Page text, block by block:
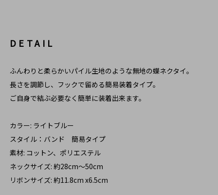
DETAIL
ふんわりと柔らかいパイル生地のような無地の蝶ネクタイ。
長さを調節し、フックで留める簡易装着タイプ。
ご自身で結ぶ必要なく簡単に装着出来ます。
カラー: ライトブルー
スタイル：バンド 簡易タイプ
素材: コットン、ポリエステル
ネックサイズ: 約28cm～50cm
リボンサイズ: 約11.8cm x6.5cm